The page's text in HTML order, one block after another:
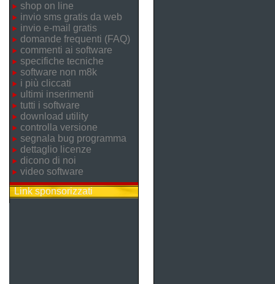
shop on line
invio sms gratis da web
invio e-mail gratis
domande frequenti (FAQ)
commenti ai software
specifiche tecniche
software non m8k
i più cliccati
ultimi inserimenti
tutti i software
download utility
controlla versione
segnala bug programma
dettaglio licenze
dicono di noi
video software
Link sponsorizzati